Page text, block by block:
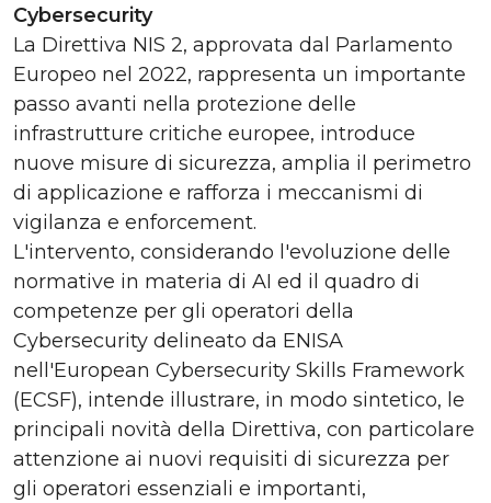
Cybersecurity
La Direttiva NIS 2, approvata dal Parlamento
Europeo nel 2022, rappresenta un importante
passo avanti nella protezione delle
infrastrutture critiche europee, introduce
nuove misure di sicurezza, amplia il perimetro
di applicazione e rafforza i meccanismi di
vigilanza e enforcement.
L'intervento, considerando l'evoluzione delle
normative in materia di AI ed il quadro di
competenze per gli operatori della
Cybersecurity delineato da ENISA
nell'European Cybersecurity Skills Framework
(ECSF), intende illustrare, in modo sintetico, le
principali novità della Direttiva, con particolare
attenzione ai nuovi requisiti di sicurezza per
gli operatori essenziali e importanti,